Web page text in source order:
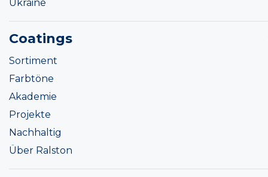
Ukraine
Coatings
Sortiment
Farbtöne
Akademie
Projekte
Nachhaltig
Über Ralston